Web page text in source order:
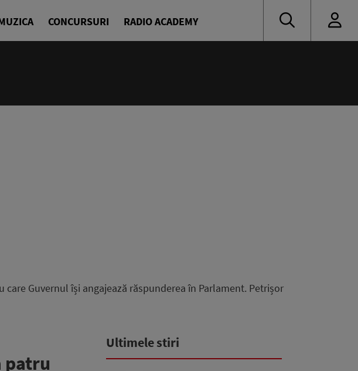
CONCURSURI RADIO ACADEMY
Guvernul își angajează răspunderea în Parlament. Petrișor
patru
Ultimele stiri